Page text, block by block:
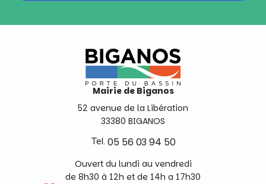
Mairie de Biganos
52 avenue de la Libération
33380 BIGANOS
Tel. 05 56 03 94 50
Ouvert du lundi au vendredi
de 8h30 à 12h et de 14h a 17h30